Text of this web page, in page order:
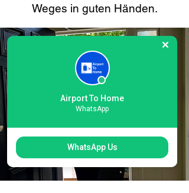
Weges in guten Händen.
Airport To Home
WhatsApp
WhatsApp Us